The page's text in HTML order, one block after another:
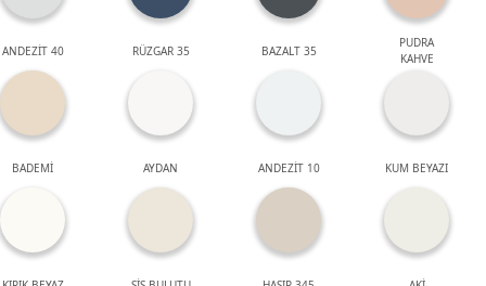
ANDEZİT 40 RÜZGAR 35 BAZALT 35
PUDRA
KAHVE
BADEMİ AYDAN ANDEZİT 10 KUM BEYAZI